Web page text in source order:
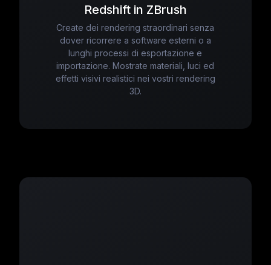
Redshift in ZBrush
Create dei rendering straordinari senza
dover ricorrere a software esterni o a
lunghi processi di esportazione e
importazione. Mostrate materiali, luci ed
effetti visivi realistici nei vostri rendering
3D.